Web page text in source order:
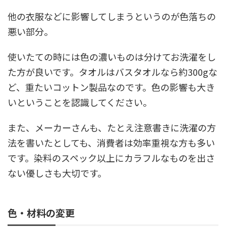
他の衣服などに影響してしまうというのが色落ちの
悪い部分。
使いたての時には色の濃いものは分けてお洗濯をし
た方が良いです。タオルはバスタオルなら約300gな
ど、重たいコットン製品なのです。色の影響も大き
いということを認識してください。
また、メーカーさんも、たとえ注意書きに洗濯の方
法を書いたとしても、消費者は効率重視な方も多い
です。染料のスペック以上にカラフルなものを出さ
ない優しさも大切です。
色・材料の変更